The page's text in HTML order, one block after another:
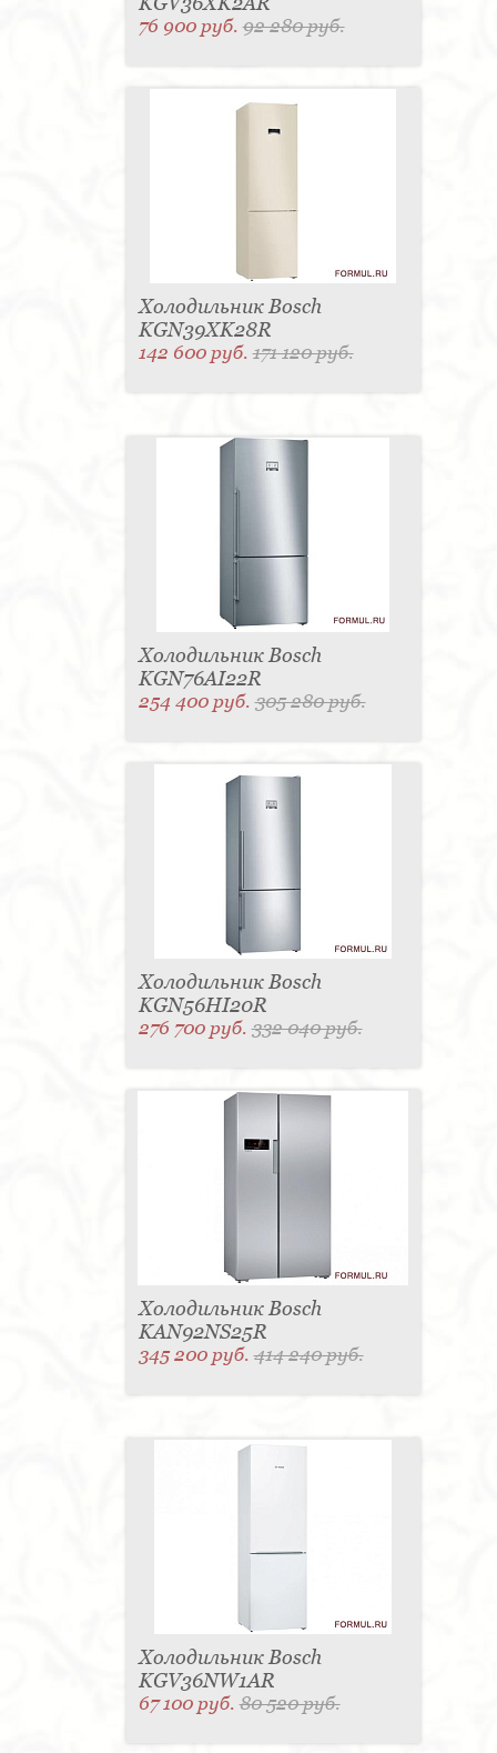
76 900 руб.92 280 руб.
Холодильник Bosch
KGN39XK28R
142 600 руб.171 120 руб.
Холодильник Bosch
KGN76AI22R
254 400 руб.305 280 руб.
Холодильник Bosch
KGN56HI20R
276 700 руб.332 040 руб.
Холодильник Bosch
KAN92NS25R
345 200 руб.414 240 руб.
Холодильник Bosch
KGV36NW1AR
67 100 руб.80 520 руб.